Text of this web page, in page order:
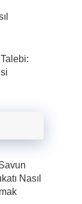
Nasıl